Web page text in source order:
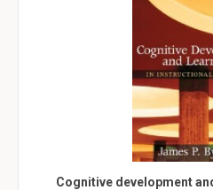
Cognitive development